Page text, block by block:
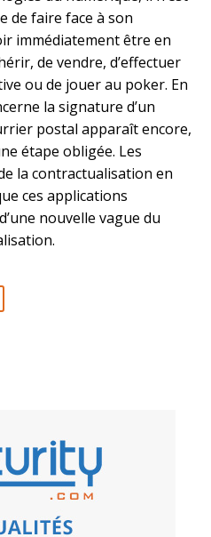
de faire face à son
immédiatement être en
de vendre, d’effectuer
ou de jouer au poker. En
la signature d’un
postal apparaît encore,
étape obligée. Les
la contractualisation en
ces applications
nouvelle vague du